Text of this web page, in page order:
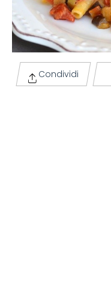
Condividi